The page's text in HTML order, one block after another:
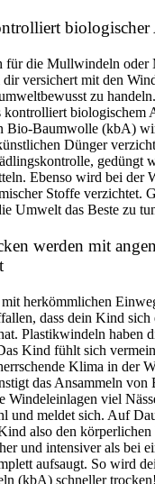
biologischer
für die Mullwindeln oder
dir versichert mit den
zu
kontrolliert biologischem
Bio-Baumwolle (kbA)
Dünger
gedüngt
Ebenso wird bei der
Stoffe verzichtet.
Umwelt das Beste zu
werden mit
herkömmlichen
dass dein Kind sich
Plastikwindeln haben
Kind fühlt sich
Klima in der
das Ansammeln von
Windeleinlagen viel
und meldet sich. Auf
also den körperlichen
und intensiver als bei
aufsaugt. So wird
(kbA) schneller trocken!